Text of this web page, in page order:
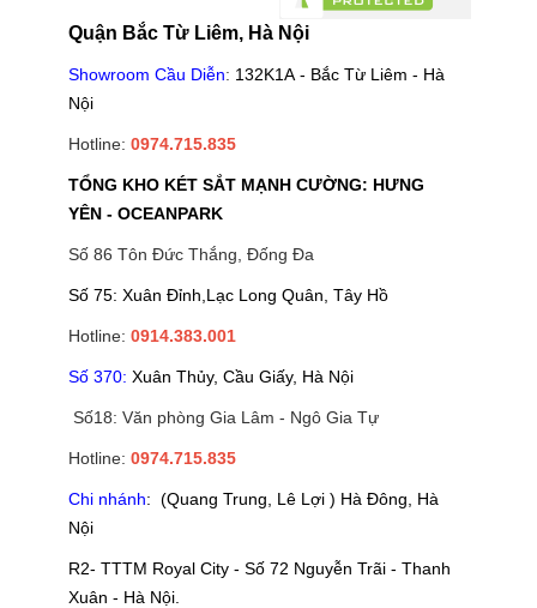
Quận Bắc Từ Liêm, Hà Nội
Showroom Cầu Diễn: 132K1A - Bắc Từ Liêm - Hà
Nội
Hotline: 0974.715.835
TỔNG KHO KÉT SẮT MẠNH CƯỜNG: HƯNG
YÊN - OCEANPARK
Số 86 Tôn Đức Thắng, Đống Đa
Số 75: Xuân Đỉnh,Lạc Long Quân, Tây Hồ
Hotline: 0914.383.001
Số 370: Xuân Thủy, Cầu Giấy, Hà Nội
Số18: Văn phòng Gia Lâm - Ngô Gia Tự
Hotline: 0974.715.835
Chi nhánh: (Quang Trung, Lê Lợi ) Hà Đông, Hà
Nội
R2- TTTM Royal City - Số 72 Nguyễn Trãi - Thanh
Xuân - Hà Nội.